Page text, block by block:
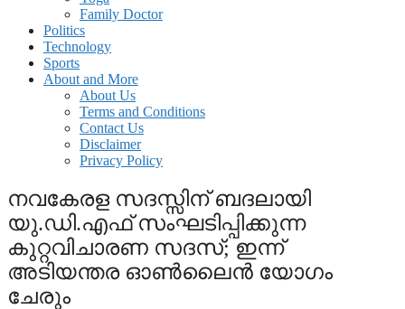
Family Doctor
Politics
Technology
Sports
About and More
About Us
Terms and Conditions
Contact Us
Disclaimer
Privacy Policy
നവകേരള സദസ്സിന് ബദലായി
യു.ഡി.എഫ് സംഘടിപ്പിക്കുന്ന
കുറ്റവിചാരണ സദസ്; ഇന്ന്
അടിയന്തര ഓണ്‍ലൈന്‍ യോഗം
ചേരും